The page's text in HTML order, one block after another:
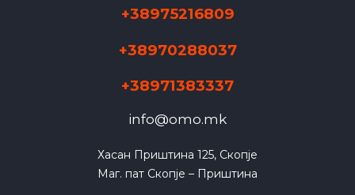
+38975216809
+38970288037
+38971383337
info@omo.mk
Хасан Приштина 125, Скопје
Маг. пат Скопје – Приштина